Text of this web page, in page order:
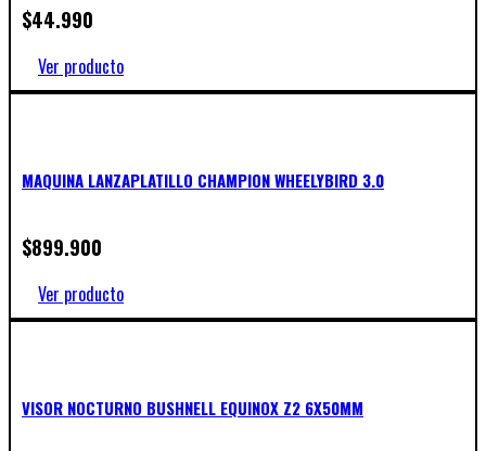
$44.990
Ver producto
MAQUINA LANZAPLATILLO CHAMPION WHEELYBIRD 3.0
$899.900
Ver producto
VISOR NOCTURNO BUSHNELL EQUINOX Z2 6X50MM